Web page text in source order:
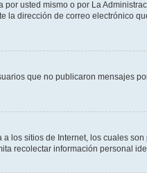
usted mismo o por La
dirección de correo electrónico
que no publicaron mensajes
los sitios de Internet, los cuales
recolectar información personal